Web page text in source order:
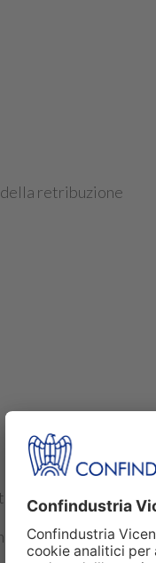
retribuzione
(E.D.R.)